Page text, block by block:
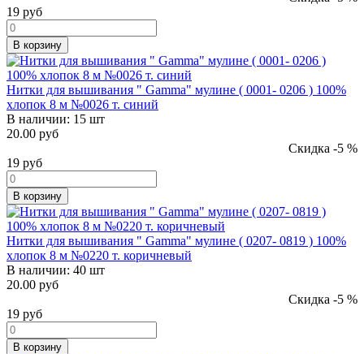
19 руб
В корзину
Нитки для вышивания " Gamma" мулине ( 0001- 0206 ) 100%
хлопок 8 м №0026 т. синий
В наличии: 15 шт
20.00 руб
Скидка -5 %
19 руб
В корзину
Нитки для вышивания " Gamma" мулине ( 0207- 0819 ) 100%
хлопок 8 м №0220 т. коричневый
В наличии: 40 шт
20.00 руб
Скидка -5 %
19 руб
В корзину